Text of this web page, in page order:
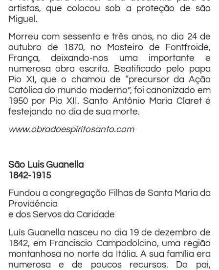
artistas, que colocou sob a proteção de são
Miguel.
Morreu com sessenta e três anos, no dia 24 de
outubro de 1870, no Mosteiro de Fontfroide,
França, deixando-nos uma importante e
numerosa obra escrita. Beatificado pelo papa
Pio XI, que o chamou de “precursor da Ação
Católica do mundo moderno”, foi canonizado em
1950 por Pio XII. Santo Antônio Maria Claret é
festejando no dia de sua morte.
www.obradoespiritosanto.com
São Luis Guanella
1842-1915
Fundou a congregação Filhas de Santa Maria da
Providência
e dos Servos da Caridade
Luís Guanella nasceu no dia 19 de dezembro de
1842, em Franciscio Campodolcino, uma região
montanhosa no norte da Itália. A sua família era
numerosa e de poucos recursos. Do pai,